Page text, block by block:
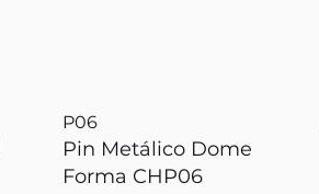
P06
Pin Metálico Dome
Forma CHP06